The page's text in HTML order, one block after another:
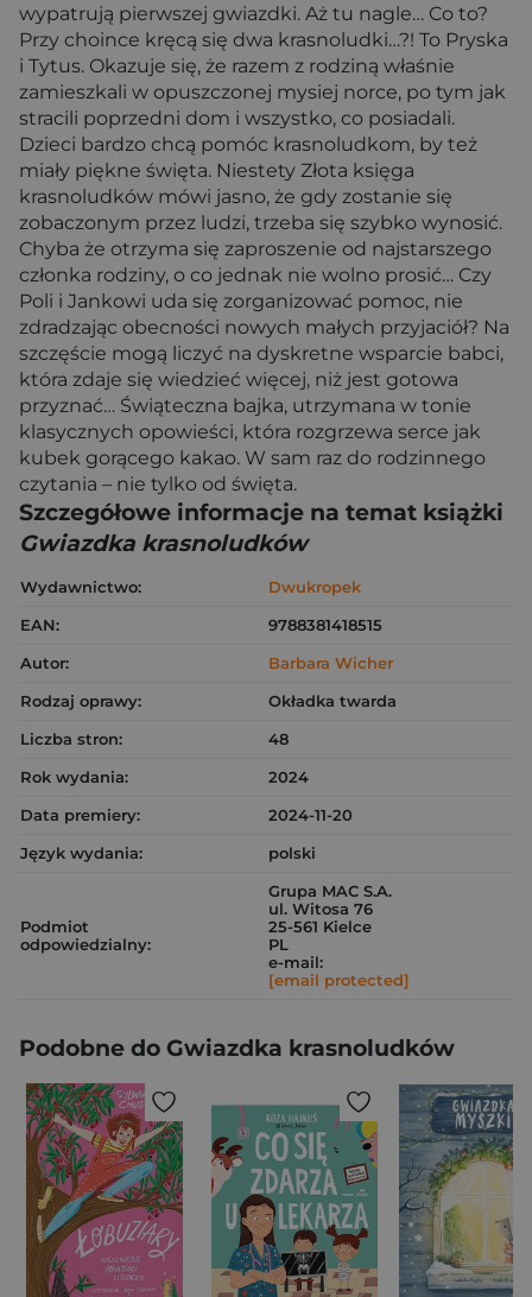
wypatrują pierwszej gwiazdki. Aż tu nagle… Co to?
Przy choince kręcą się dwa krasnoludki…?! To Pryska
i Tytus. Okazuje się, że razem z rodziną właśnie
zamieszkali w opuszczonej mysiej norce, po tym jak
stracili poprzedni dom i wszystko, co posiadali.
Dzieci bardzo chcą pomóc krasnoludkom, by też
miały piękne święta. Niestety Złota księga
krasnoludków mówi jasno, że gdy zostanie się
zobaczonym przez ludzi, trzeba się szybko wynosić.
Chyba że otrzyma się zaproszenie od najstarszego
członka rodziny, o co jednak nie wolno prosić… Czy
Poli i Jankowi uda się zorganizować pomoc, nie
zdradzając obecności nowych małych przyjaciół? Na
szczęście mogą liczyć na dyskretne wsparcie babci,
która zdaje się wiedzieć więcej, niż jest gotowa
przyznać… Świąteczna bajka, utrzymana w tonie
klasycznych opowieści, która rozgrzewa serce jak
kubek gorącego kakao. W sam raz do rodzinnego
czytania – nie tylko od święta.
Szczegółowe informacje na temat książki
Gwiazdka krasnoludków
Wydawnictwo:
Dwukropek
EAN:
9788381418515
Autor:
Barbara Wicher
Rodzaj oprawy:
Okładka twarda
Liczba stron:
48
Rok wydania:
2024
Data premiery:
2024-11-20
Język wydania:
polski
Podmiot
odpowiedzialny:
Grupa MAC S.A.
ul. Witosa 76
25-561 Kielce
PL
e-mail:
[email protected]
Podobne do Gwiazdka krasnoludków